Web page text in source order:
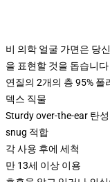
비 의학 얼굴 가면은 당
을 표현할 것을 돕습니다
연질의 2개의 층 95%
덱스 직물
Sturdy over-the-ear 탄
snug 적합
각 사용 후에 세척
만 13세 이상 이용